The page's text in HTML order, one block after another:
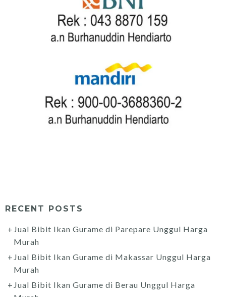
RECENT POSTS
Jual Bibit Ikan Gurame di Parepare Unggul Harga
Murah
Jual Bibit Ikan Gurame di Makassar Unggul Harga
Murah
Jual Bibit Ikan Gurame di Berau Unggul Harga